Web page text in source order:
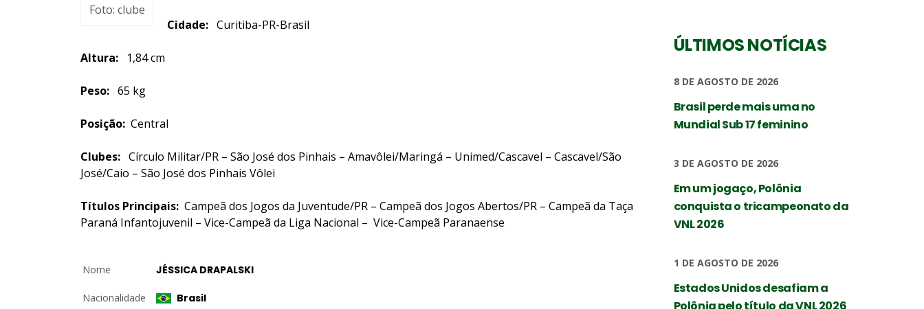
Foto: clube
Cidade: Curitiba-PR-Brasil
Altura: 1,84 cm
Peso: 65 kg
Posição: Central
Clubes: Círculo Militar/PR – São José dos Pinhais – Amavôlei/Maringá – Unimed/Cascavel – Cascavel/São
José/Caio – São José dos Pinhais Vôlei
Títulos Principais: Campeã dos Jogos da Juventude/PR – Campeã dos Jogos Abertos/PR – Campeã da Taça
Paraná Infantojuvenil – Vice-Campeã da Liga Nacional – Vice-Campeã Paranaense
Nome JÉSSICA DRAPALSKI
Nacionalidade Brasil
ÚLTIMOS NOTÍCIAS
8 DE AGOSTO DE 2026
Brasil perde mais uma no
Mundial Sub 17 feminino
3 DE AGOSTO DE 2026
Em um jogaço, Polônia
conquista o tricampeonato da
VNL 2026
1 DE AGOSTO DE 2026
Estados Unidos desafiam a